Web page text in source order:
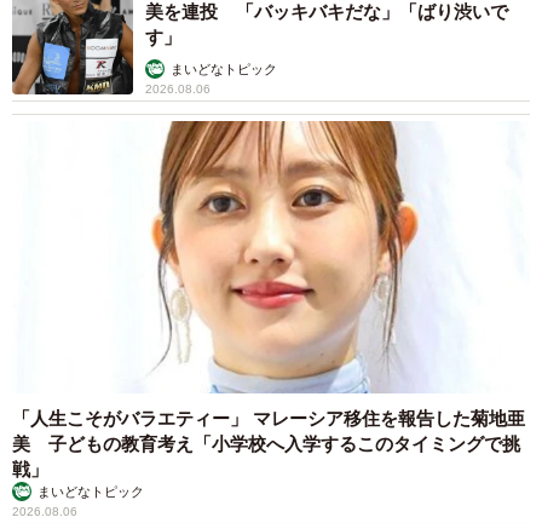
美を連投 「バッキバキだな」「ばり渋いで
す」
まいどなトピック
2026.08.06
「人生こそがバラエティー」 マレーシア移住を報告した菊地亜
美 子どもの教育考え「小学校へ入学するこのタイミングで挑
戦」
まいどなトピック
2026.08.06